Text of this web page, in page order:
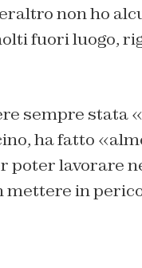
non ho
fuori luogo,
sempre stata
ha fatto
poter lavorare
mettere in